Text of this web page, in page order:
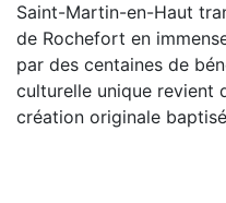
Saint-Martin-en-Haut
de Rochefort en
par des centaines de
culturelle unique revient
création originale